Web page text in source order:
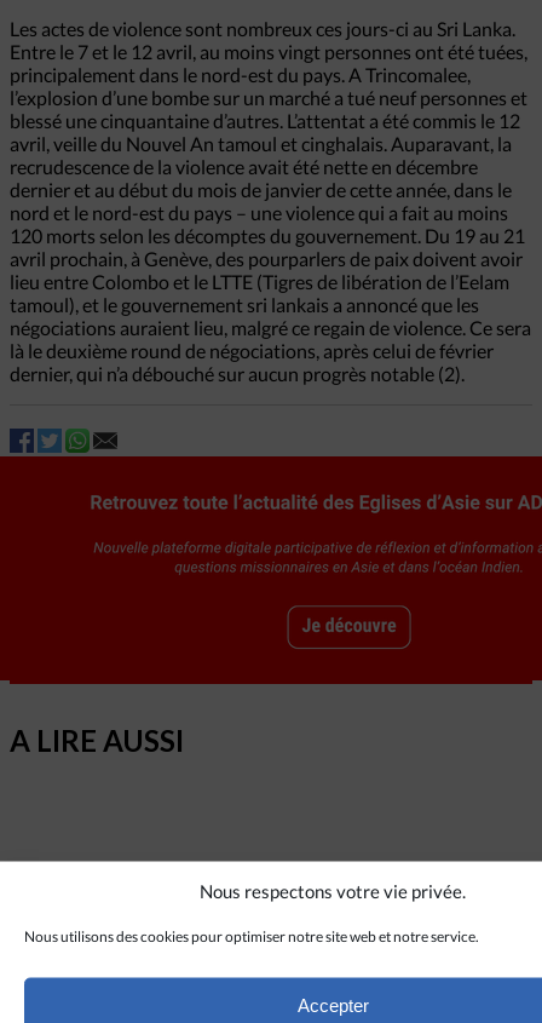
Nous respectons votre vie privée.
Nous utilisons des cookies pour optimiser notre site web et notre service.
Accepter
Les actes de violence sont nombreux ces jours-ci au Sri Lanka.
Entre le 7 et le 12 avril, au moins vingt personnes ont été tuées,
principalement dans le nord-est du pays. A Trincomalee,
l’explosion d’une bombe sur un marché a tué neuf personnes et
blessé une cinquantaine d’autres. L’attentat a été commis le 12
avril, veille du Nouvel An tamoul et cinghalais. Auparavant, la
recrudescence de la violence avait été nette en décembre
dernier et au début du mois de janvier de cette année, dans le
nord et le nord-est du pays – une violence qui a fait au moins
120 morts selon les décomptes du gouvernement. Du 19 au 21
avril prochain, à Genève, des pourparlers de paix doivent avoir
lieu entre Colombo et le LTTE (Tigres de libération de l’Eelam
tamoul), et le gouvernement sri lankais a annoncé que les
négociations auraient lieu, malgré ce regain de violence. Ce sera
là le deuxième round de négociations, après celui de février
dernier, qui n’a débouché sur aucun progrès notable (2).
A LIRE AUSSI
La revue de presse de la semaine du 18 mars